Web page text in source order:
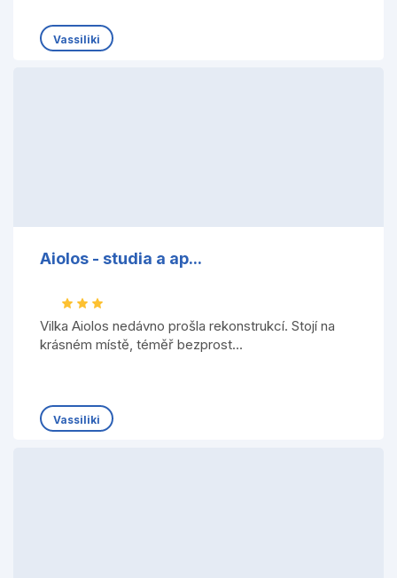
Vassiliki
Aiolos - studia a ap...
Vilka Aiolos nedávno prošla rekonstrukcí. Stojí na
krásném místě, téměř bezprost...
Vassiliki